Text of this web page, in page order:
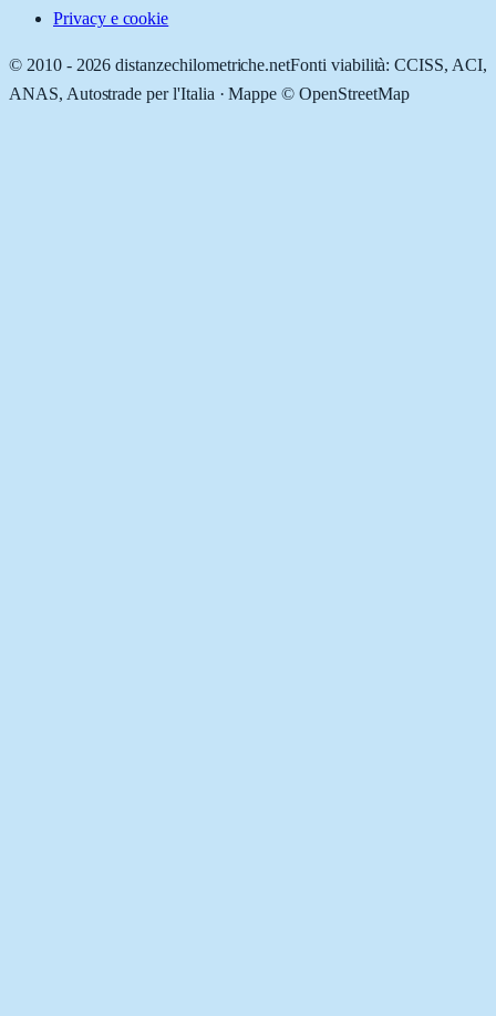
Privacy e cookie
© 2010 - 2026 distanzechilometriche.netFonti viabilità: CCISS, ACI,
ANAS, Autostrade per l'Italia · Mappe © OpenStreetMap